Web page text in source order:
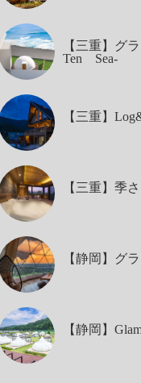
【三重】グ
Ten Sea-
【三重】
【三重】季
【静岡】グ
【静岡】